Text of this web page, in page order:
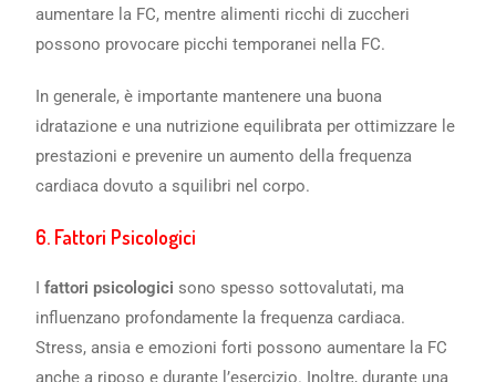
aumentare la FC, mentre alimenti ricchi di zuccheri
possono provocare picchi temporanei nella FC.
In generale, è importante mantenere una buona
idratazione e una nutrizione equilibrata per ottimizzare le
prestazioni e prevenire un aumento della frequenza
cardiaca dovuto a squilibri nel corpo.
6. Fattori Psicologici
Ifattori psicologici sono spesso sottovalutati, ma
influenzano profondamente la frequenza cardiaca.
Stress, ansia e emozioni forti possono aumentare la FC
anche a riposo e durante l’esercizio. Inoltre, durante una